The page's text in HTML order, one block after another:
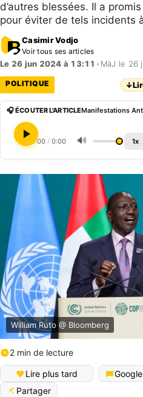
d’autres blessées. Il a
pour éviter de tels incidents à
Casimir Vodjo
Voir tous ses articles
Le 26 jun 2024 à 13:11 • MàJ le 26
POLITIQUE ↓
🎧 ÉCOUTER L'ARTICLE
0:00 / 0:00 🔊 1x
William Ruto @ Bloomberg
2 min de lecture
Lire plus tard
Partager